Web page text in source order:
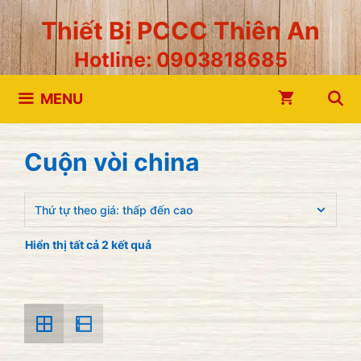
Chuyển
đến
nội
dung
Thiết Bị PCCC Thiên An
Hotline: 0903818685
MENU
Cuộn vòi china
Hiển thị tất cả 2 kết quả